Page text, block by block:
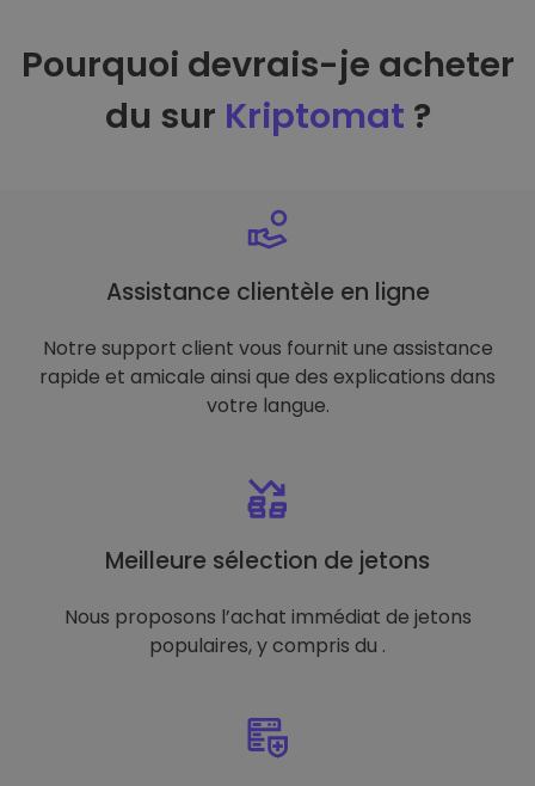
Pourquoi devrais-je acheter
du sur Kriptomat ?
Assistance clientèle en ligne
Notre support client vous fournit une assistance
rapide et amicale ainsi que des explications dans
votre langue.
Meilleure sélection de jetons
Nous proposons l’achat immédiat de jetons
populaires, y compris du .